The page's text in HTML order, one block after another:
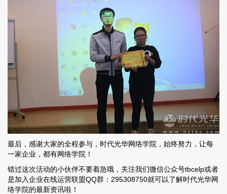
最后，感谢大家的全程参与，时代光华网络学院，始终努力，让每
一家企业，都有网络学院！
错过这次活动的小伙伴不要着急哦，关注我们微信公众号tbcelp或者
是加入企业在线运营联盟QQ群：295308750就可以了解时代光华网
络学院的最新资讯啦！